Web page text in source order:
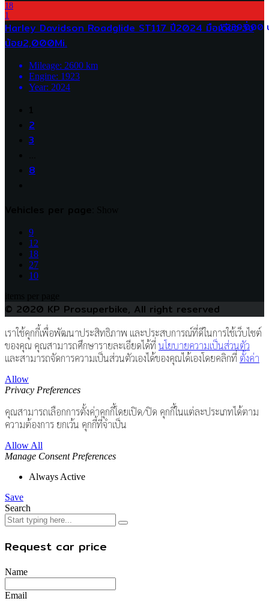
18
1
1,239,000
Harley Davidson Roadglide ST117 ปี2024 มือเดียว วิ่ง
น้อย2,000Mi.
Mileage: 2600 km
Engine: 1923
Year: 2024
2
3
8
9
12
18
27
10
© 2020 KP Prosuperbike, All right reserved
เราใช้คุกกี้เพื่อพัฒนาประสิทธิภาพ และประสบการณ์ที่ดีในการใช้เว็บไซต์
ของคุณ คุณสามารถศึกษารายละเอียดได้ที่ นโยบายความเป็นส่วนตัว
และสามารถจัดการความเป็นส่วนตัวเองได้ของคุณได้เองโดยคลิกที่ ตั้งค่า
Allow
Privacy Preferences
คุณสามารถเลือกการตั้งค่าคุกกี้โดยเปิด/ปิด คุกกี้ในแต่ละประเภทได้ตาม
ความต้องการ ยกเว้น คุกกี้ที่จำเป็น
Allow All
Manage Consent Preferences
Always Active
Save
Search
Request car price
Name
Email